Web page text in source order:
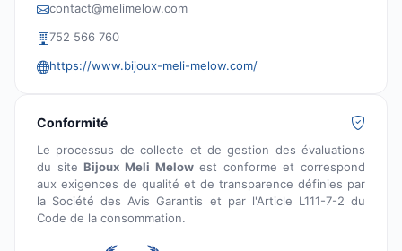
contact@melimelow.com
752 566 760
https://www.bijoux-meli-melow.com/
Conformité
Le processus de collecte et de gestion des évaluations
du siteBijoux Meli Melowest conforme et correspond
aux exigences de qualité et de transparence définies par
la Société des Avis Garantis et par l'Article L111-7-2 du
Code de la consommation.